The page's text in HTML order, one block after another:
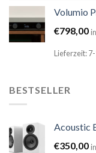
Volumio
€798,00
Lieferzeit:
BESTSELLER
Acoustic
€350,00